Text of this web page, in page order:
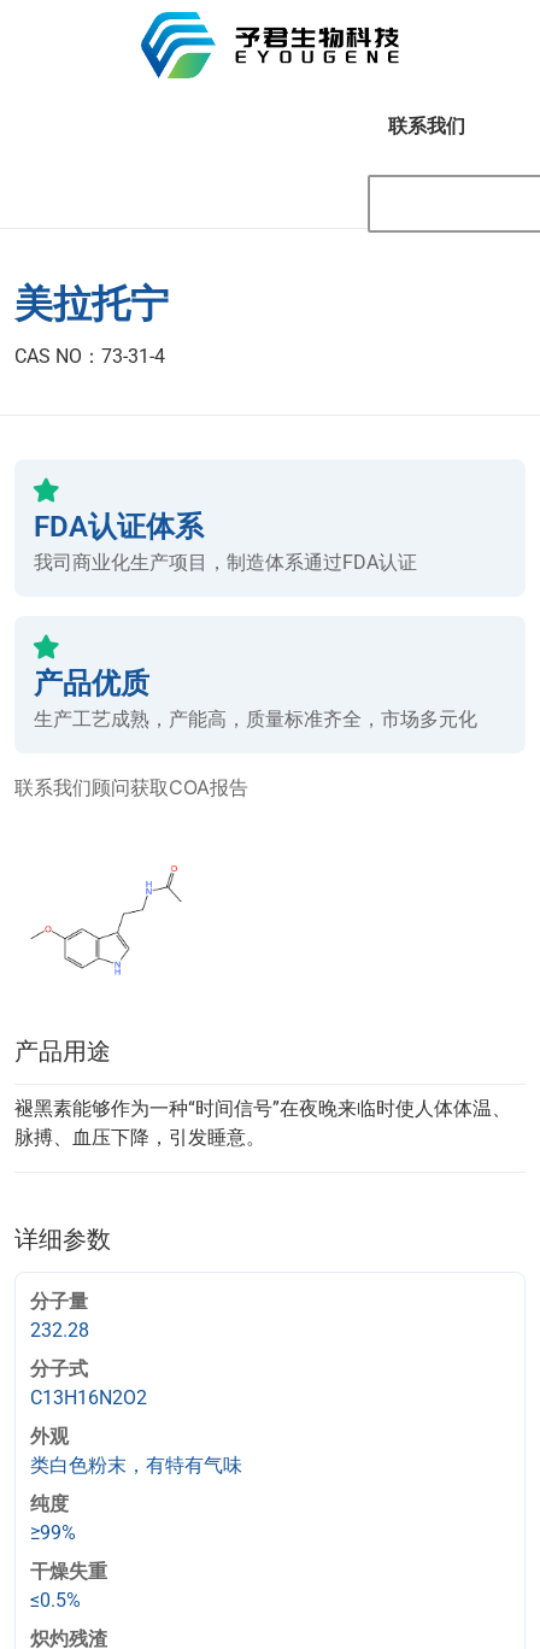
联系我们
美拉托宁
CAS NO：73-31-4
FDA认证体系
我司商业化生产项目，制造体系通过FDA认证
产品优质
生产工艺成熟，产能高，质量标准齐全，市场多元化
联系我们顾问获取COA报告
产品用途
褪黑素能够作为一种“时间信号”在夜晚来临时使人体体温、
脉搏、血压下降，引发睡意。
详细参数
分子量
232.28
分子式
C13H16N2O2
外观
类白色粉末，有特有气味
纯度
≥99%
干燥失重
≤0.5%
炽灼残渣